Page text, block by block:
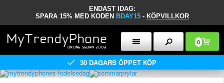
ENDAST IDAG:
SPARA 15% MED KODEN BDAY15 - KÖPVILLKOR
0
30 DAGARS ÖPPET KÖP